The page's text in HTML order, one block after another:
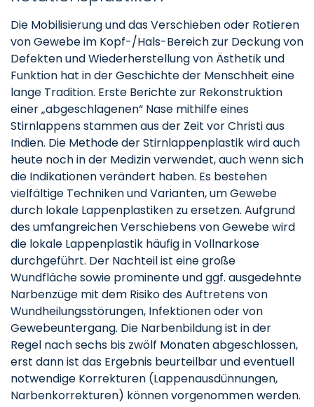
Die Mobilisierung und das Verschieben oder Rotieren
von Gewebe im Kopf-/Hals-Bereich zur Deckung von
Defekten und Wiederherstellung von Ästhetik und
Funktion hat in der Geschichte der Menschheit eine
lange Tradition. Erste Berichte zur Rekonstruktion
einer „abgeschlagenen“ Nase mithilfe eines
Stirnlappens stammen aus der Zeit vor Christi aus
Indien. Die Methode der Stirnlappenplastik wird auch
heute noch in der Medizin verwendet, auch wenn sich
die Indikationen verändert haben. Es bestehen
vielfältige Techniken und Varianten, um Gewebe
durch lokale Lappenplastiken zu ersetzen. Aufgrund
des umfangreichen Verschiebens von Gewebe wird
die lokale Lappenplastik häufig in Vollnarkose
durchgeführt. Der Nachteil ist eine große
Wundfläche sowie prominente und ggf. ausgedehnte
Narbenzüge mit dem Risiko des Auftretens von
Wundheilungsstörungen, Infektionen oder von
Gewebeuntergang. Die Narbenbildung ist in der
Regel nach sechs bis zwölf Monaten abgeschlossen,
erst dann ist das Ergebnis beurteilbar und eventuell
notwendige Korrekturen (Lappenausdünnungen,
Narbenkorrekturen) können vorgenommen werden.